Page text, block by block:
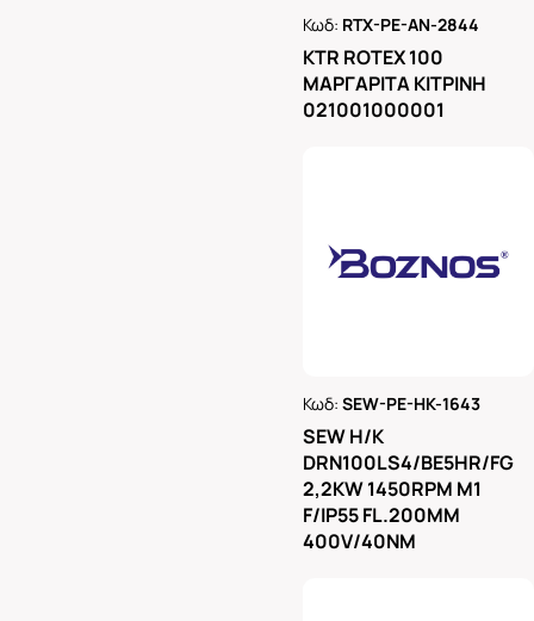
Κωδ: RTX-PE-AN-2844
KTR ROTEX 100
ΜΑΡΓΑΡΙΤΑ ΚΙΤΡΙΝΗ
021001000001
Κωδ:SEW-PE-HK-1643
SEW H/K
DRN100LS4/BE5HR/FG
2,2KW 1450RPM M1
F/IP55 FL.200MM
400V/40NM